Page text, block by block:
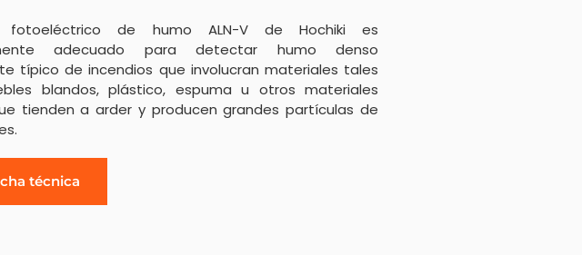
fotoeléctrico de humo ALN-V de Hochiki es
adecuado para detectar humo denso
típico de incendios que involucran materiales tales
blandos, plástico, espuma u otros materiales
tienden a arder y producen grandes partículas de
técnica